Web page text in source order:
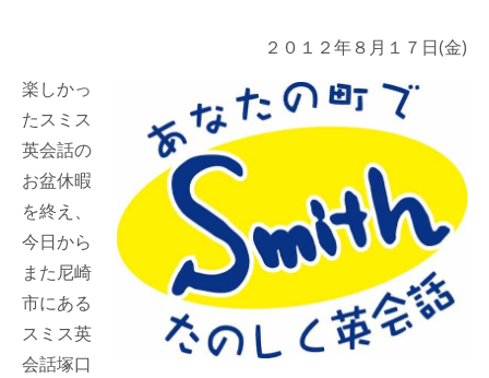
２０１２年８月１７日(金)
楽しかっ
たスミス
英会話の
お盆休暇
を終え、
今日から
また尼崎
市にある
スミス英
会話塚口